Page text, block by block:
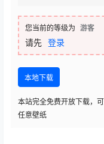
您当前的等级为 游客
请先 登录
本地下载
本站完全免费开放下载，
任意壁纸